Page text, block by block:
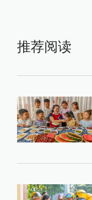
推荐阅读